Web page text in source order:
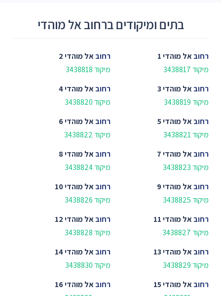
בתים ומיקודים ברחוב אל מוהדי
רחובאל מוהדי 1
מיקוד 3438817
רחובאל מוהדי 2
מיקוד 3438818
רחובאל מוהדי 3
מיקוד 3438819
רחובאל מוהדי 4
מיקוד 3438820
רחובאל מוהדי 5
מיקוד 3438821
רחובאל מוהדי 6
מיקוד 3438822
רחובאל מוהדי 7
מיקוד 3438823
רחובאל מוהדי 8
מיקוד 3438824
רחובאל מוהדי 9
מיקוד 3438825
רחובאל מוהדי 10
מיקוד 3438826
רחובאל מוהדי 11
מיקוד 3438827
רחובאל מוהדי 12
מיקוד 3438828
רחובאל מוהדי 13
מיקוד 3438829
רחובאל מוהדי 14
מיקוד 3438830
רחובאל מוהדי 15
רחובאל מוהדי 16